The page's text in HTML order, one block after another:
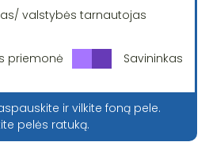
valstybės tarnautojas
priemonė Savininkas
ir vilkite foną pele.
pelės ratuką.